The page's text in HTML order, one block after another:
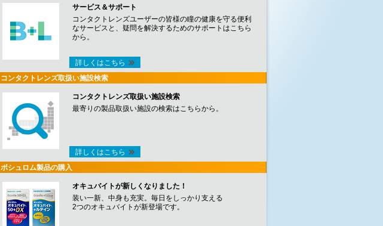
サービス＆サポート
コンタクトレンズユーザーの皆様の瞳の健康を守る便利
なサービスと、疑問を解決するためのサポートはこちら
から。
詳しくはこちら
コンタクトレンズ取扱い施設検索
コンタクトレンズ取扱い施設検索
最寄りの製品取扱い施設の検索はこちらから。
詳しくはこちら
ボシュロム製品の購入
オキュバイトが新しくなりました！
装い一新、中身も充実。毎日をしっかり支える
2つのオキュバイトが新登場です。